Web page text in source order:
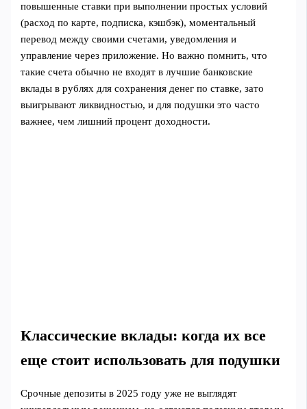
повышенные ставки при выполнении простых условий
(расход по карте, подписка, кэшбэк), моментальный
перевод между своими счетами, уведомления и
управление через приложение. Но важно помнить, что
такие счета обычно не входят в лучшие банковские
вклады в рублях для сохранения денег по ставке, зато
выигрывают ликвидностью, и для подушки это часто
важнее, чем лишний процент доходности.
Классические вклады: когда их все
еще стоит использовать для подушки
Срочные депозиты в 2025 году уже не выглядят